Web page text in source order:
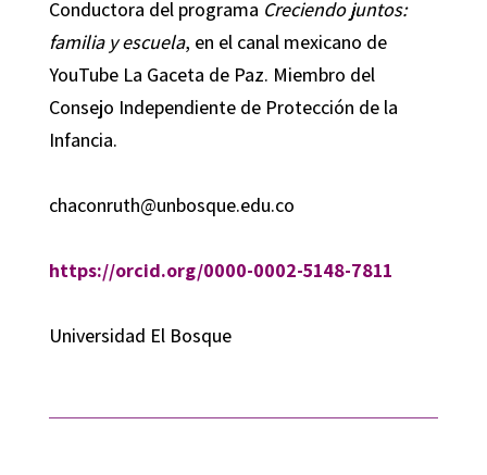
Conductora del programa Creciendo juntos:
familia y escuela, en el canal mexicano de
YouTube La Gaceta de Paz. Miembro del
Consejo Independiente de Protección de la
Infancia.
chaconruth@unbosque.edu.co
https://orcid.org/0000-0002-5148-7811
Universidad El Bosque